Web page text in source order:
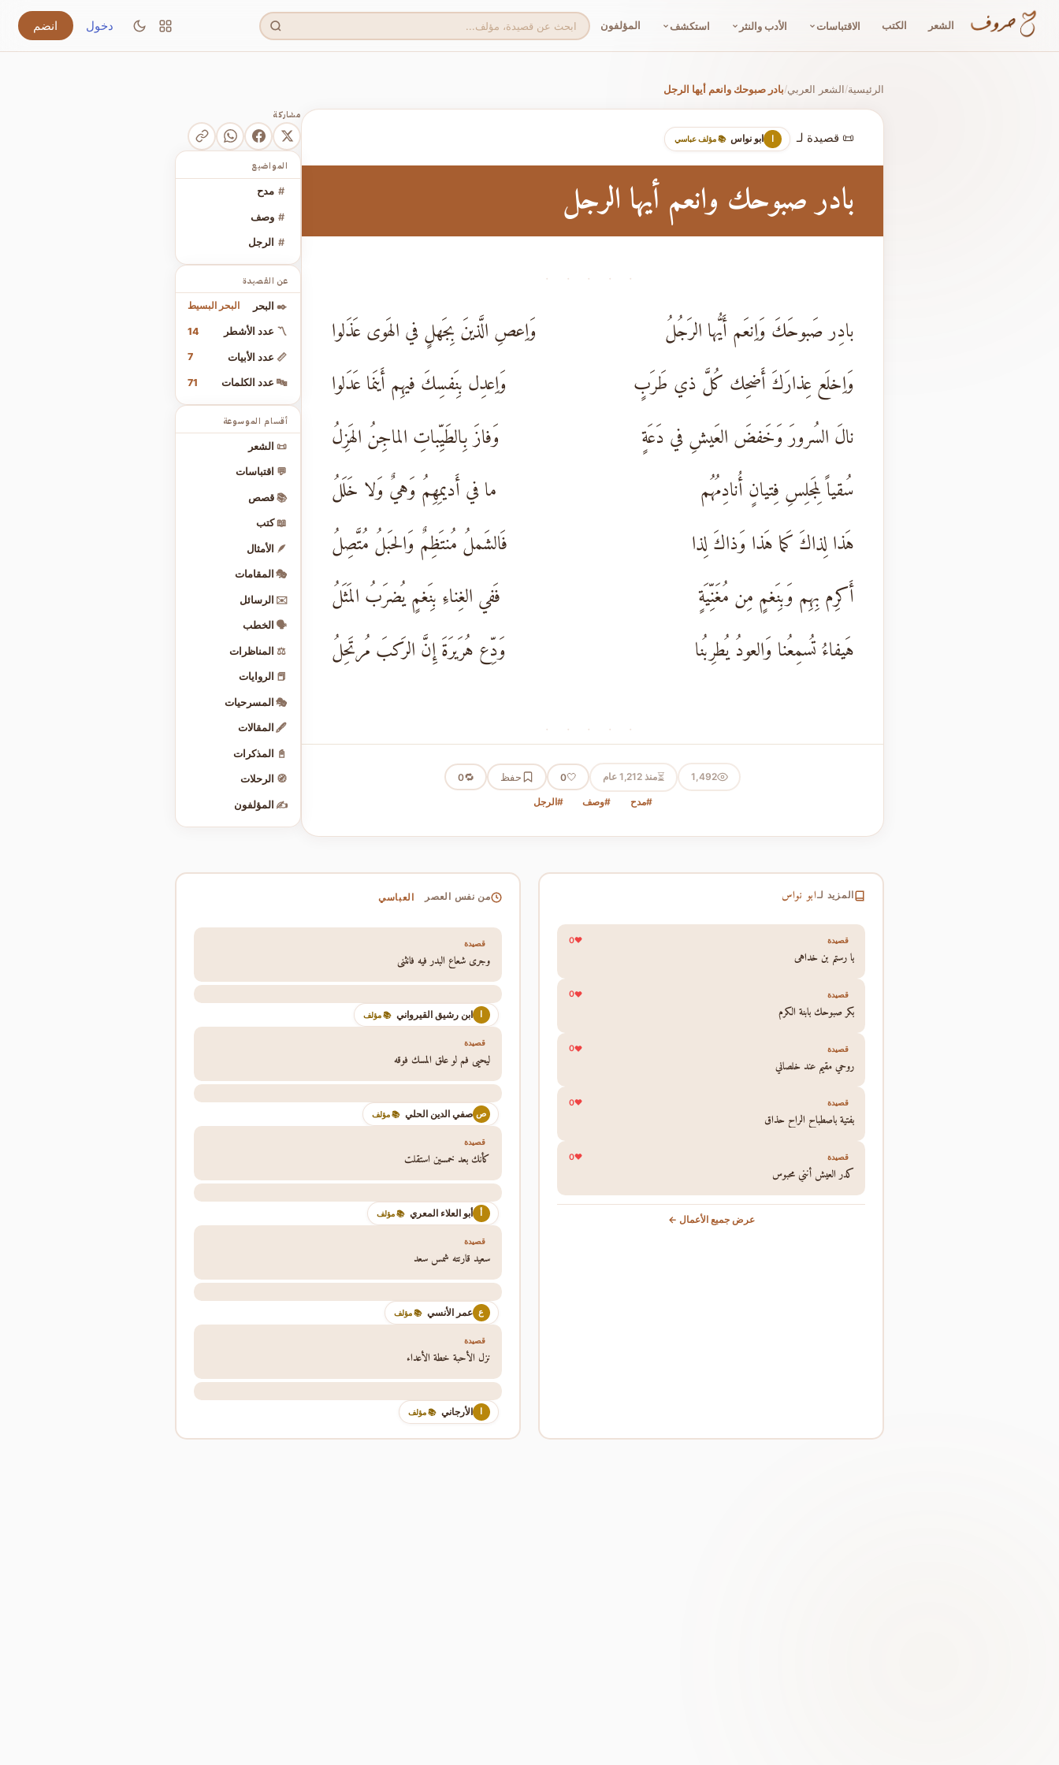
الشعر الكتب الاقتباسات الأدب والنثر استكشف المؤلفون دخول انضم
الرئيسية/الشعر العربي/بادر صبوحك وانعم أيها الرجل
📜 قصيدة لـ ا ابو نواس 📚 مؤلف عباسي
بادر صبوحك وانعم أيها الرجل
· · · · ·
بادِر صَبوحَكَ وَاِنعَم أَيُّها الرَجُلُ
وَاِعصِ الَّذينَ بِجَهلٍ في الهَوى عَذَلوا
وَاِخلَع عِذارَكَ أَضحِك كُلَّ ذي طَرَبٍ
وَاِعدِل بِنَفسِكَ فيهِم أَينَما عَدَلوا
نالَ السُرورَ وَخَفضَ العَيشِ في دَعَةٍ
وَفازَ بِالطَيِّباتِ الماجِنُ الهَزِلُ
سُقياً لِمَجلِسِ فِتيانٍ أُنادِمُهُم
ما في أَديمِهِمُ وَهيٌ وَلا خَلَلُ
هَذا لِذاكَ كَما هَذا وَذاكَ لِذا
فَالشَملُ مُنتَظِمٌ وَالحَبلُ مُتَّصِلُ
أَكرِم بِهِم وَبِنَغمٍ مِن مُغَنِّيَةٍ
فَفي الغِناءِ بِنَغمٍ يُضرَبُ المَثَلُ
هَيفاءُ تُسمِعُنا وَالعودُ يُطرِبُنا
وَدِّع هُرَيرَةَ إِنَّ الرَكبَ مُرتَحِلُ
· · · · ·
1,492
⏳منذ 1,212 عام 🤍
0 حفظ 🔁
0
#مدح #وصف #الرجل
مشاركة
المواضيع
# مدح
# وصف
# الرجل
عن القصيدة
✒️ البحر البحر البسيط
〽️ عدد الأشطر 14
📏 عدد الأبيات 7
🔤 عدد الكلمات 71
أقسام الموسوعة
📜 الشعر
💬 اقتباسات
📚 قصص
📖 كتب
🪶 الأمثال
🎭 المقامات
✉️ الرسائل
🗣️ الخطب
⚖️ المناظرات
📕 الروايات
🎭 المسرحيات
🖋️ المقالات
📓 المذكرات
🧭 الرحلات
✍️ المؤلفون
المزيد لـابو نواس
قصيدة 0
يا رستم بن خداهى
قصيدة 0
بكر صبوحك بابنة الكرم
قصيدة 0
روحي مقيم عند خلصاني
قصيدة 0
بفتية باصطباح الراح حذاق
قصيدة 0
كدر العيش أنني محبوس
عرض جميع الأعمال ←
من نفس العصر العباسي
قصيدة
وجرى شعاع البدر فيه فانثنى
ابن رشيق القيرواني 📚 مؤلف
قصيدة
ليحيى فم لو علق المسك فوقه
ص صفي الدين الحلي 📚 مؤلف
قصيدة
كأنك بعد خمسين استقلت
أبو العلاء المعري 📚 مؤلف
قصيدة
سعيد قارنته شمس سعد
ع عمر الأنسي 📚 مؤلف
قصيدة
نزل الأحبة خطة الأعداء
الأرجاني 📚 مؤلف